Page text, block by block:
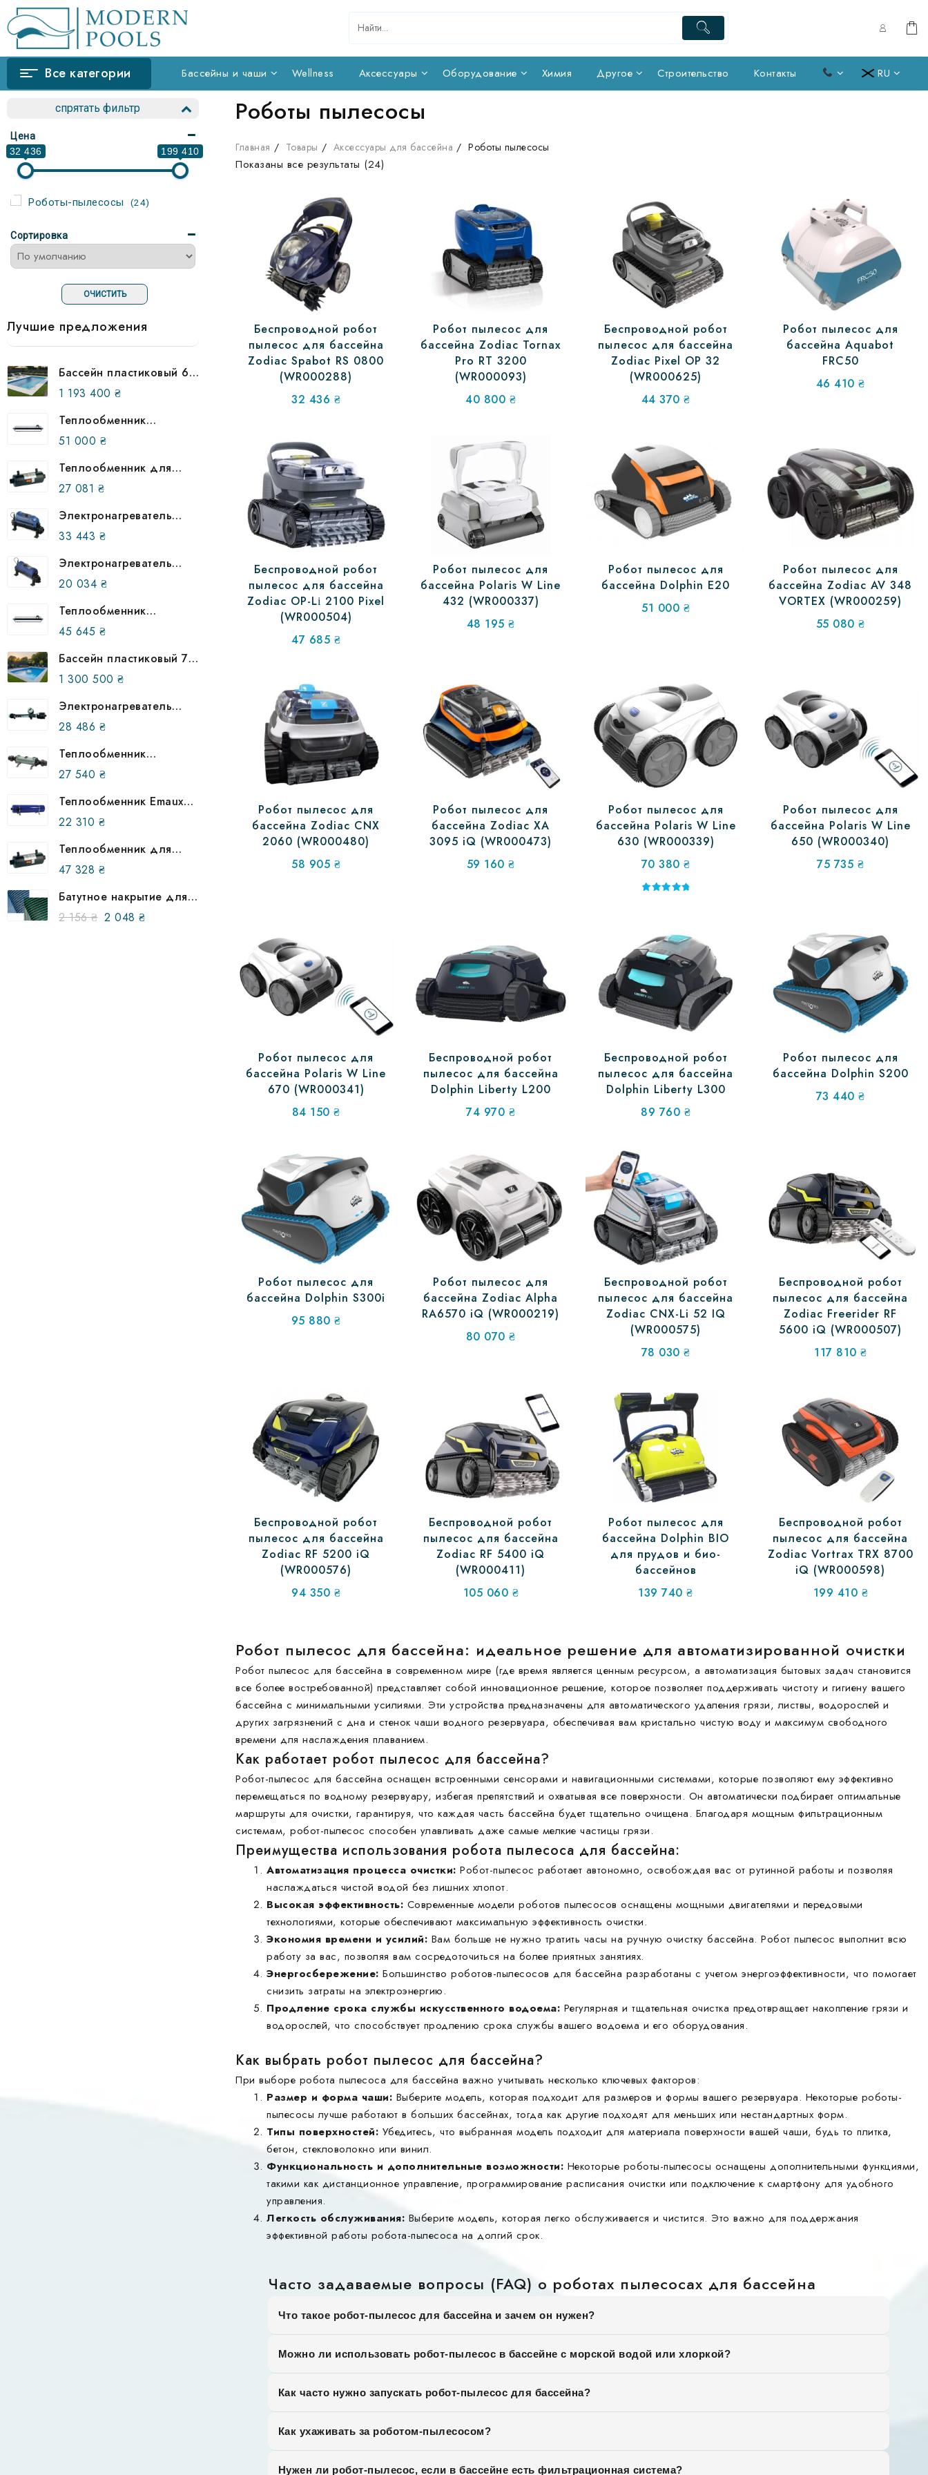
Skip
to
content
Все категории Бассейны и чаши Wellness Аксессуары Оборудование Химия Другое Строительство Контакты RU
спрятать фильтр
Цена
32 436
199 410
Роботы-пылесосы (24)
Сортировка
ОЧИСТИТЬ
Лучшие предложения
Бассейн пластиковый 6
на 3 метра в землю
(улучшенная
комплектация)
1 193 400 ₴
Теплообменник
трубчатый AIC B 400 117
кВт, 870700
51 000 ₴
Теплообменник для
бассейна Behncke QWT
100-40, 305 003 00
27 081 ₴
Электронагреватель
Elecro Evolution 2 Titan
18кВт 380В (23181)
33 443 ₴
Электронагреватель
Elecro Flowline 2 Titan
15кВт 380В (23134)
20 034 ₴
Теплообменник
трубчатый AIC B 300 88
кВт, 870600
45 645 ₴
Бассейн пластиковый 7,5
на 3 метра в землю
(улучшенная
комплектация)
1 300 500 ₴
Электронагреватель
Behncke EWT 80-70, 3
кВт, 304 503 07
28 486 ₴
Теплообменник
трубчатый Bowman 40
кВт EC100–5113–2C
27 540 ₴
Теплообменник Emaux
HE 75 кВт (12476)
22 310 ₴
Теплообменник для
бассейна Behncke QWT
100-70, 305 017 00
47 328 ₴
Батутное накрытие для
бассейна SHIELD за м²
2 156₴ Первоначальная
2 048 ₴Текущая
Роботы пылесосы
Главная Товары Аксессуары для бассейна Роботы пылесосы
Показаны все результаты (24)
Беспроводной робот
пылесос для бассейна
Zodiac Spabot RS 0800
(WR000288)
32 436 ₴
Робот пылесос для
бассейна Zodiac Tornax
Pro RT 3200
(WR000093)
40 800 ₴
Беспроводной робот
пылесос для бассейна
Zodiac Pixel OP 32
(WR000625)
44 370₴
Робот пылесос для
бассейна Aquabot
FRC50
46 410₴
Беспроводной робот
пылесос для бассейна
Zodiac OP-Lі 2100 Pixel
(WR000504)
47 685 ₴
Робот пылесос для
бассейна Polaris W Line
432 (WR000337)
48 195₴
Робот пылесос для
бассейна Dolphin E20
51 000 ₴
Робот пылесос для
бассейна Zodiac AV 348
VORTEX (WR000259)
55 080₴
Робот пылесос для
бассейна Zodiac CNX
2060 (WR000480)
58 905 ₴
Робот пылесос для
бассейна Zodiac XA
3095 iQ (WR000473)
59 160₴
Робот пылесос для
бассейна Polaris W Line
630 (WR000339)
70 380₴
Робот пылесос для
бассейна Polaris W Line
650 (WR000340)
75 735 ₴
Робот пылесос для
бассейна Polaris W Line
670 (WR000341)
84 150₴
Беспроводной робот
пылесос для бассейна
Dolphin Liberty L200
74 970 ₴
Беспроводной робот
пылесос для бассейна
Dolphin Liberty L300
89 760 ₴
Робот пылесос для
бассейна Dolphin S200
73 440₴
Робот пылесос для
бассейна Dolphin S300i
95 880₴
Робот пылесос для
бассейна Zodiac Alpha
RA6570 iQ (WR000219)
80 070₴
Беспроводной робот
пылесос для бассейна
Zodiac CNX-Li 52 IQ
(WR000575)
78 030₴
Беспроводной робот
пылесос для бассейна
Zodiac Freerider RF
5600 iQ (WR000507)
117 810₴
Беспроводной робот
пылесос для бассейна
Zodiac RF 5200 iQ
(WR000576)
94 350 ₴
Беспроводной робот
пылесос для бассейна
Zodiac RF 5400 iQ
(WR000411)
105 060 ₴
Робот пылесос для
бассейна Dolphin BIO
для прудов и био-
бассейнов
139 740₴
Беспроводной робот
пылесос для бассейна
Zodiac Vortrax TRX 8700
iQ (WR000598)
199 410 ₴
Робот пылесос для бассейна: идеальное решение для автоматизированной очистки
Робот пылесос для бассейна в современном мире (где время является ценным ресурсом, а автоматизация бытовых задач становится
все более востребованной) представляет собой инновационное решение, которое позволяет поддерживать чистоту и гигиену вашего
бассейна с минимальными усилиями. Эти устройства предназначены для автоматического удаления грязи, листвы, водорослей и
других загрязнений с дна и стенок чаши водного резервуара, обеспечивая вам кристально чистую воду и максимум свободного
времени для наслаждения плаванием.
Как работает робот пылесос для бассейна?
Робот-пылесос для бассейна оснащен встроенными сенсорами и навигационными системами, которые позволяют ему эффективно
перемещаться по водному резервуару, избегая препятствий и охватывая все поверхности. Он автоматически подбирает оптимальные
маршруты для очистки, гарантируя, что каждая часть бассейна будет тщательно очищена. Благодаря мощным фильтрационным
системам, робот-пылесос способен улавливать даже самые мелкие частицы грязи.
Преимущества использования робота пылесоса для бассейна:
Автоматизация процесса очистки: Робот-пылесос работает автономно, освобождая вас от рутинной работы и позволяя
наслаждаться чистой водой без лишних хлопот.
Высокая эффективность: Современные модели роботов пылесосов оснащены мощными двигателями и передовыми
технологиями, которые обеспечивают максимальную эффективность очистки.
Экономия времени и усилий: Вам больше не нужно тратить часы на ручную очистку бассейна. Робот пылесос выполнит всю
работу за вас, позволяя вам сосредоточиться на более приятных занятиях.
Энергосбережение: Большинство роботов-пылесосов для бассейна разработаны с учетом энергоэффективности, что помогает
снизить затраты на электроэнергию.
Продление срока службы искусственного водоема: Регулярная и тщательная очистка предотвращает накопление грязи и
водорослей, что способствует продлению срока службы вашего водоема и его оборудования.
Как выбрать робот пылесос для бассейна?
При выборе робота пылесоса для бассейна важно учитывать несколько ключевых факторов:
Размер и форма чаши: Выберите модель, которая подходит для размеров и формы вашего резервуара. Некоторые роботы-
пылесосы лучше работают в больших бассейнах, тогда как другие подходят для меньших или нестандартных форм.
Типы поверхностей: Убедитесь, что выбранная модель подходит для материала поверхности вашей чаши, будь то плитка,
бетон, стекловолокно или винил.
Функциональность и дополнительные возможности: Некоторые роботы-пылесосы оснащены дополнительными функциями,
такими как дистанционное управление, программирование расписания очистки или подключение к смартфону для удобного
управления.
Легкость обслуживания: Выберите модель, которая легко обслуживается и чистится. Это важно для поддержания
эффективной работы робота-пылесоса на долгий срок.
Часто задаваемые вопросы (FAQ) о роботах пылесосах для бассейна
Что такое робот-пылесос для бассейна и зачем он нужен?
Можно ли использовать робот-пылесос в бассейне с морской водой или хлоркой?
Как часто нужно запускать робот-пылесос для бассейна?
Как ухаживать за роботом-пылесосом?
Нужен ли робот-пылесос, если в бассейне есть фильтрационная система?